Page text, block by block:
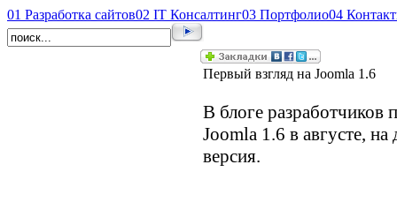
01 Разработка сайтов02 IT Консалтинг03 Портфолио04
Первый взгляд на Joomla 1.6
В блоге
Joomla 1.6 в августе,
версия.